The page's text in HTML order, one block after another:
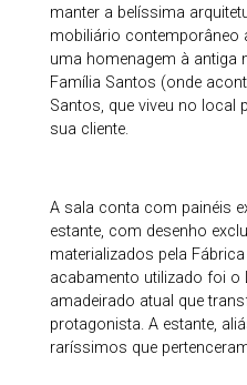
manter a belíssima
mobiliário contemporâneo
uma homenagem à antiga
Família Santos (onde
Santos, que viveu no local
sua cliente.
A sala conta com painéis
estante, com desenho
materializados pela
acabamento utilizado foi o
amadeirado atual que
protagonista. A estante,
raríssimos que